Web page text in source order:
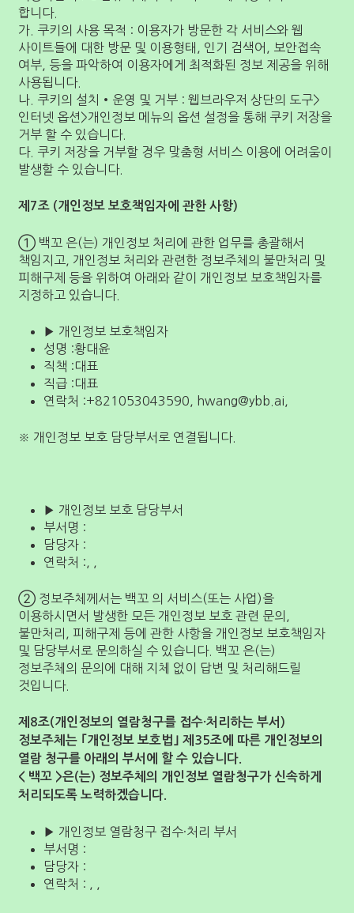
합니다.
가. 쿠키의 사용 목적 : 이용자가 방문한 각 서비스와 웹
사이트들에 대한 방문 및 이용형태, 인기 검색어, 보안접속
여부, 등을 파악하여 이용자에게 최적화된 정보 제공을 위해
사용됩니다.
나. 쿠키의 설치•운영 및 거부 : 웹브라우저 상단의 도구>
인터넷 옵션>개인정보 메뉴의 옵션 설정을 통해 쿠키 저장을
거부 할 수 있습니다.
다. 쿠키 저장을 거부할 경우 맞춤형 서비스 이용에 어려움이
발생할 수 있습니다.
제7조 (개인정보 보호책임자에 관한 사항)
① 백꼬 은(는) 개인정보 처리에 관한 업무를 총괄해서
책임지고, 개인정보 처리와 관련한 정보주체의 불만처리 및
피해구제 등을 위하여 아래와 같이 개인정보 보호책임자를
지정하고 있습니다.
▶ 개인정보 보호책임자
성명 :황대윤
직책 :대표
직급 :대표
연락처 :+821053043590,
hwang@ybb.ai
※ 개인정보 보호 담당부서로 연결됩니다.
▶ 개인정보 보호 담당부서
부서명 :
담당자 :
연락처 :, ,
② 정보주체께서는 백꼬 의 서비스(또는 사업)을
이용하시면서 발생한 모든 개인정보 보호 관련 문의,
불만처리, 피해구제 등에 관한 사항을 개인정보 보호책임자
및 담당부서로 문의하실 수 있습니다. 백꼬 은(는)
정보주체의 문의에 대해 지체 없이 답변 및 처리해드릴
것입니다.
제8조(개인정보의 열람청구를 접수·처리하는 부서)
정보주체는 ｢개인정보 보호법｣ 제35조에 따른 개인정보의
열람 청구를 아래의 부서에 할 수 있습니다.
< 백꼬 >은(는) 정보주체의 개인정보 열람청구가 신속하게
처리되도록 노력하겠습니다.
▶ 개인정보 열람청구 접수·처리 부서
부서명 :
담당자 :
연락처 : , ,